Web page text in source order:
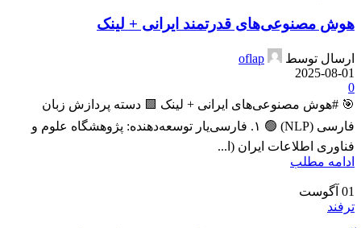
هوش مصنوعی‌های قدرتمند ایرانی + لینک
ارسال توسط
oflap
2025-08-01
0
🎯 #هوش مصنوعی‌های ایرانی + لینک 🟩 دسته پردازش زبان
فارسی (NLP) 🟢 ۱. فارسی‌یار توسعه‌دهنده: پژوهشگاه علوم و
فناوری اطلاعات ایران (ا...
ادامه مطلب
01 آگوست
ترفند